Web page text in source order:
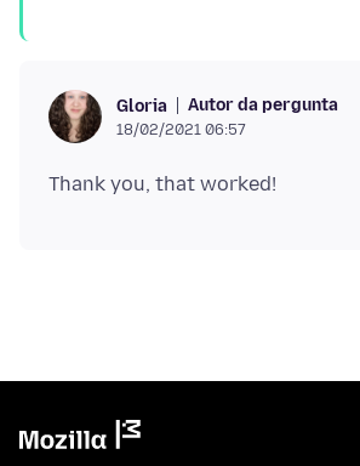
Gloria Autor da pergunta
18/02/2021 06:57